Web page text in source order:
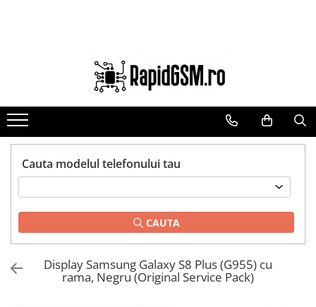
seria J
seria M
seria N(note)
seria S
Ecrane iPhone
Ecrane Huawei / Honor
Ecrane Xiaomi / Redmi
Cauta modelul telefonului tau
CAUTA
Display Samsung Galaxy S8 Plus (G955) cu
rama, Negru (Original Service Pack)